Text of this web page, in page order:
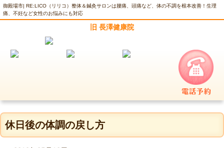
御殿場市| RE:LICO（リリコ）整体＆鍼灸サロンは腰痛、頭痛など、体の不調を根本改善！生理
痛、不妊など女性のお悩みにも対応
旧 長澤健康院
休日後の体調の戻し方